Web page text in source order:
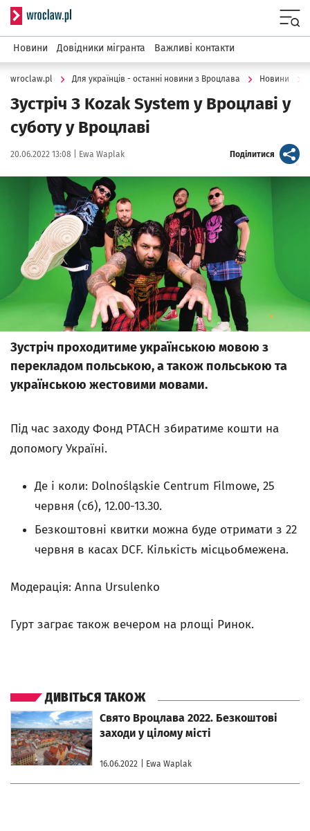
Serwis informacyjny wroclaw.pl
Новини Довідники мігранта Важливі контакти
wroclaw.pl Для українців - останні новини з Вроцлава Новини
Зустріч З Kozak System у Вроцлаві у
суботу у Вроцлавi
Data publikacji:
20.06.2022 13:08 | Autor:
Ewa Waplak Поділитися artykuł
Kliknij, aby powiększyć
Зустріч проходитиме українською мовою з
перекладом польською, а також польською та
українською жестовими мовами.
Під час заходу Фонд PTACH збиратиме кошти на
допомогу Україні.
Де і коли: Dolnośląskie Centrum Filmowe, 25
червня (сб), 12.00-13.30.
Безкоштовні квитки можна буде отримати з 22
червня в касах DCF. Кількість місцьобмежена.
Модерація: Anna Ursulenko
Гурт заграє також вечером на рлощi Ринок.
ДИВІТЬСЯ ТАКОЖ
Свято Вроцлава 2022. Безкоштовi
заходи у цiлому мiстi
16.06.2022 | Ewa Waplak
otworzy się w nowej karcie